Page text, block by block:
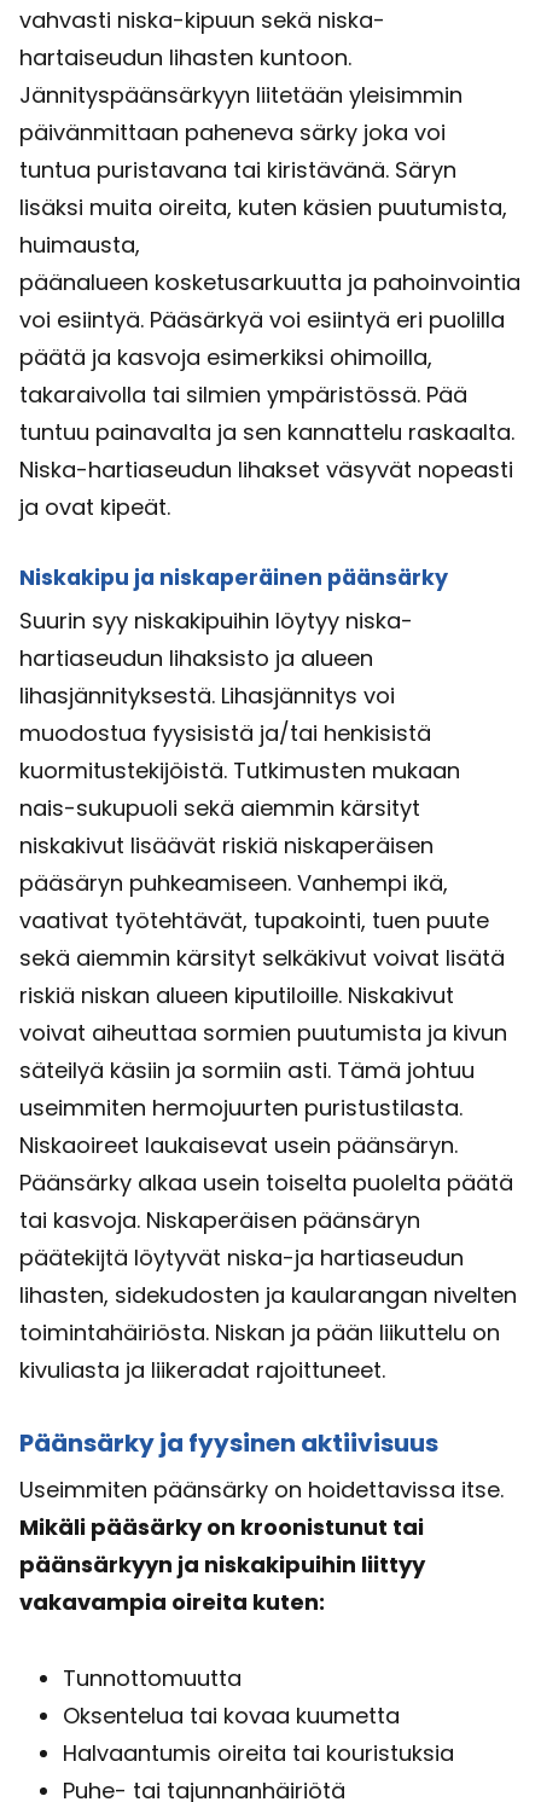
vahvasti niska-kipuun sekä niska-
hartaiseudun lihasten kuntoon.
Jännityspäänsärkyyn liitetään yleisimmin
päivänmittaan paheneva särky joka voi
tuntua puristavana tai kiristävänä. Säryn
lisäksi muita oireita, kuten käsien puutumista,
huimausta,
päänalueen kosketusarkuutta ja pahoinvointia
voi esiintyä. Pääsärkyä voi esiintyä eri puolilla
päätä ja kasvoja esimerkiksi ohimoilla,
takaraivolla tai silmien ympäristössä. Pää
tuntuu painavalta ja sen kannattelu raskaalta.
Niska-hartiaseudun lihakset väsyvät nopeasti
ja ovat kipeät.
Niskakipu ja niskaperäinen päänsärky
Suurin syy niskakipuihin löytyy niska-
hartiaseudun lihaksisto ja alueen
lihasjännityksestä. Lihasjännitys voi
muodostua fyysisistä ja/tai henkisistä
kuormitustekijöistä. Tutkimusten mukaan
nais-sukupuoli sekä aiemmin kärsityt
niskakivut lisäävät riskiä niskaperäisen
pääsäryn puhkeamiseen. Vanhempi ikä,
vaativat työtehtävät, tupakointi, tuen puute
sekä aiemmin kärsityt selkäkivut voivat lisätä
riskiä niskan alueen kiputiloille. Niskakivut
voivat aiheuttaa sormien puutumista ja kivun
säteilyä käsiin ja sormiin asti. Tämä johtuu
useimmiten hermojuurten puristustilasta.
Niskaoireet laukaisevat usein päänsäryn.
Päänsärky alkaa usein toiselta puolelta päätä
tai kasvoja. Niskaperäisen päänsäryn
päätekijtä löytyvät niska-ja hartiaseudun
lihasten, sidekudosten ja kaularangan nivelten
toimintahäiriösta. Niskan ja pään liikuttelu on
kivuliasta ja liikeradat rajoittuneet.
Päänsärky ja fyysinen aktiivisuus
Useimmiten päänsärky on hoidettavissa itse.
Mikäli pääsärky on kroonistunut tai
päänsärkyyn ja niskakipuihin liittyy
vakavampia oireita kuten:
Tunnottomuutta
Oksentelua tai kovaa kuumetta
Halvaantumis oireita tai kouristuksia
Puhe- tai tajunnanhäiriötä